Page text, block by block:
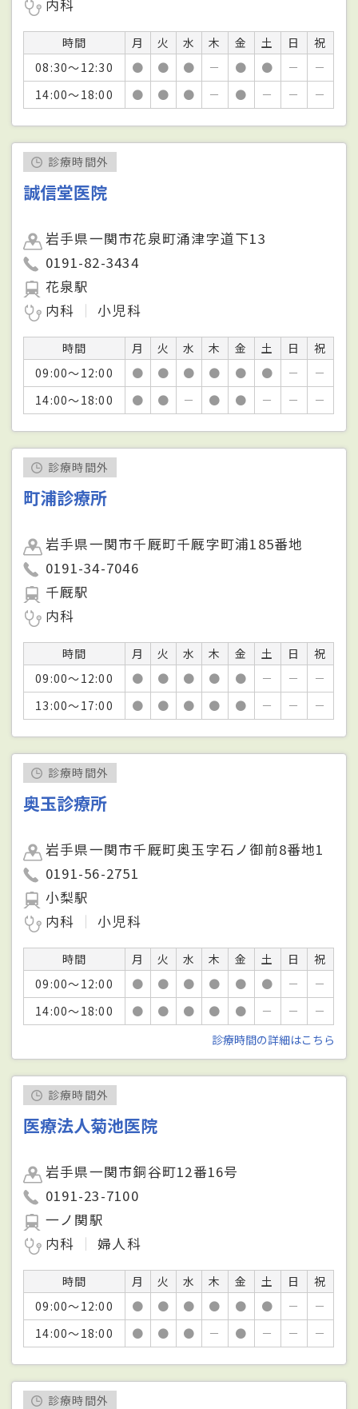
内科
時間 月 火 水 木 金 土 日
祝
08:30～12:30
● ● ● － ● ● －
－
14:00～18:00
● ● ● － ● － － －
診療時間外
誠信堂医院
岩手県一関市花泉町涌津字道下13
0191-82-3434
花泉駅
内科
小児科
時間 月 火 水 木 金 土 日
祝
09:00～12:00
● ● ● ● ● ● －
－
14:00～18:00
● ● － ● ● － － －
診療時間外
町浦診療所
岩手県一関市千厩町千厩字町浦185番地
0191-34-7046
千厩駅
内科
時間 月 火 水 木 金 土 日
祝
09:00～12:00
● ● ● ● ● － －
－
13:00～17:00
● ● ● ● ● － － －
診療時間外
奥玉診療所
岩手県一関市千厩町奥玉字石ノ御前8番地1
0191-56-2751
小梨駅
内科
小児科
時間 月 火 水 木 金 土 日
祝
09:00～12:00
● ● ● ● ● ● －
－
14:00～18:00
● ● ● ● ● － －
－
診療時間の詳細はこちら
診療時間外
医療法人菊池医院
岩手県一関市銅谷町12番16号
0191-23-7100
一ノ関駅
内科
婦人科
時間 月 火 水 木 金 土 日
祝
09:00～12:00
● ● ● ● ● ● －
－
14:00～18:00
● ● ● － ● － － －
診療時間外